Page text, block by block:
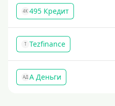
4К 495 Кредит
T Tezfinance
АД А Деньги